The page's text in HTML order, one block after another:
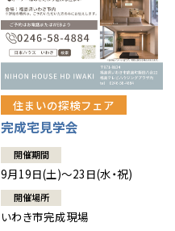
住まいの探検フェア
完成宅見学会
開催期間
9月19日(土)～23日(水・祝)
開催場所
いわき市完成現場